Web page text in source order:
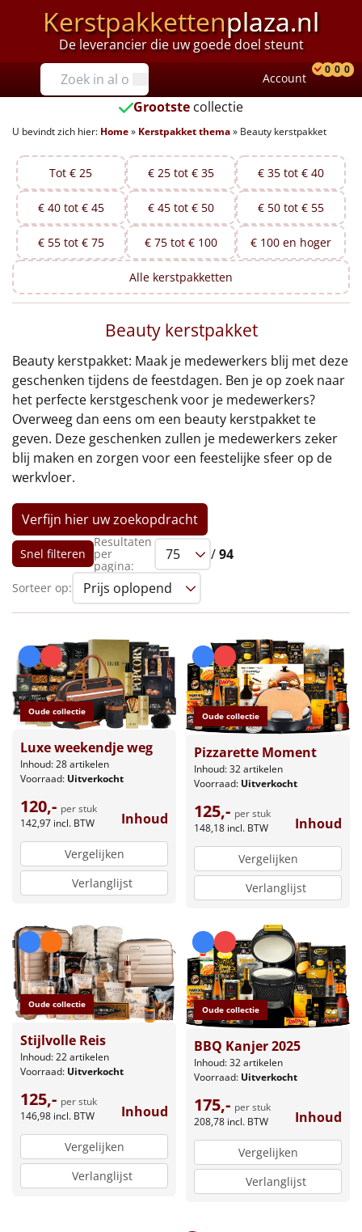
Kerstpakkettenplaza.nl
De leverancier die uw goede doel steunt
Prijzen
Tot €25
€25 tot €35
€35 tot €40
€40 tot €45
€45 tot €50
€50 tot €55
€75 tot €100
€100 en hoger
Alle kerstpakketten 2026
Thema
Origineel
Rituals
Luxe
Vrouwen
Duurzaam
Leuke
Uniek
Alle thema's
Hitster NIEUW
Pizzarette
Tas
Wake up light
Borrelplank
Warmtekussen
NIEUW
Slowcooker POPULAIR
Account
0 0 0
Grootste collectie
U bevindt zich hier: Home» Kerstpakket thema» Beauty kerstpakket
Tot € 25 € 25 tot € 35 € 35 tot € 40
€ 40 tot € 45 € 45 tot € 50 € 50 tot € 55
€ 55 tot € 75 € 75 tot € 100 € 100 en hoger
Alle kerstpakketten
Beauty kerstpakket
Beauty kerstpakket: Maak je medewerkers blij met deze
geschenken tijdens de feestdagen. Ben je op zoek naar
het perfecte kerstgeschenk voor je medewerkers?
Overweeg dan eens om een beauty kerstpakket te
geven. Deze geschenken zullen je medewerkers zeker
blij maken en zorgen voor een feestelijke sfeer op de
werkvloer.
Verfijn hier uw zoekopdracht
Snel filteren
Resultaten
per
pagina:
/94
Sorteer op:
Oude collectie
Luxe weekendje weg
Inhoud: 28 artikelen
Voorraad: Uitverkocht
120,- per stuk
142,97 incl. BTW Inhoud
Vergelijken
Verlanglijst
Oude collectie
Pizzarette Moment
Inhoud: 32 artikelen
Voorraad: Uitverkocht
125,- per stuk
148,18 incl. BTW Inhoud
Vergelijken
Verlanglijst
Oude collectie
Stijlvolle Reis
Inhoud: 22 artikelen
Voorraad: Uitverkocht
125,- per stuk
146,98 incl. BTW Inhoud
Vergelijken
Verlanglijst
Oude collectie
BBQ Kanjer 2025
Inhoud: 32 artikelen
Voorraad: Uitverkocht
175,- per stuk
208,78 incl. BTW Inhoud
Vergelijken
Verlanglijst